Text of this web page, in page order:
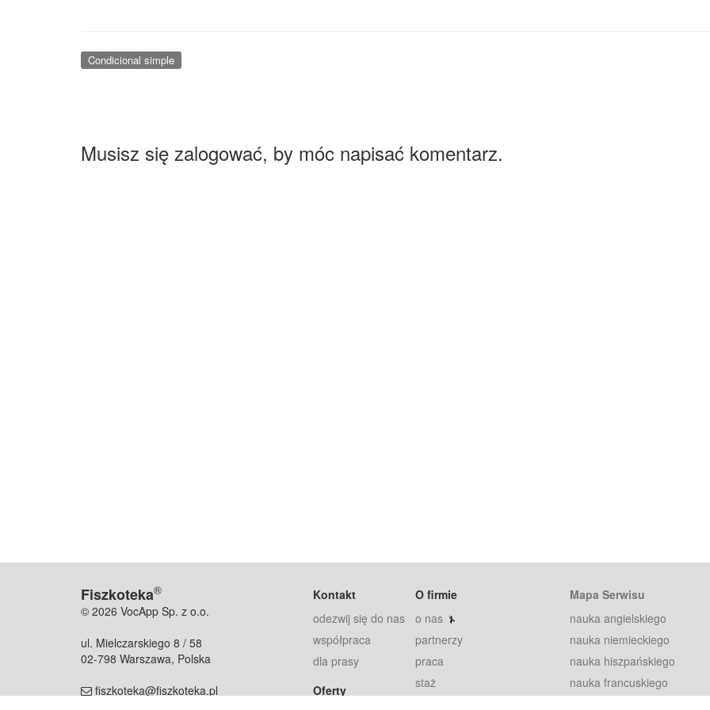
Condicional simple
Musisz się zalogować, by móc napisać komentarz.
Fiszkoteka®
© 2026 VocApp Sp. z o.o.
ul. Mielczarskiego 8 / 58
02-798 Warszawa, Polska
fiszkoteka@fiszkoteka.pl
Kontakt
odezwij się do nas
współpraca
dla prasy
Oferty
O firmie
o nas
partnerzy
praca
staż
Mapa Serwisu
nauka angielskiego
nauka niemieckiego
nauka hiszpańskiego
nauka francuskiego